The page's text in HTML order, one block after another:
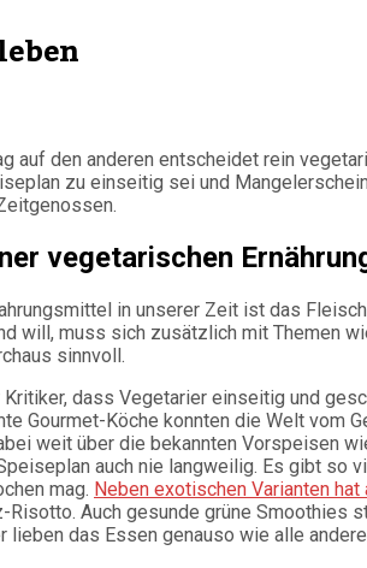
auf den anderen entscheidet rein
zu einseitig sei und
vegetarischen
in unserer Zeit ist das
will, muss sich zusätzlich mit Themen
sinnvoll.
Kritiker, dass Vegetarier einseitig und
Gourmet-Köche konnten die Welt vom
weit über die bekannten Vorspeisen
auch nie langweilig. Es gibt so
mag. Neben exotischen Varianten
Auch gesunde grüne Smoothies
lieben das Essen genauso wie alle